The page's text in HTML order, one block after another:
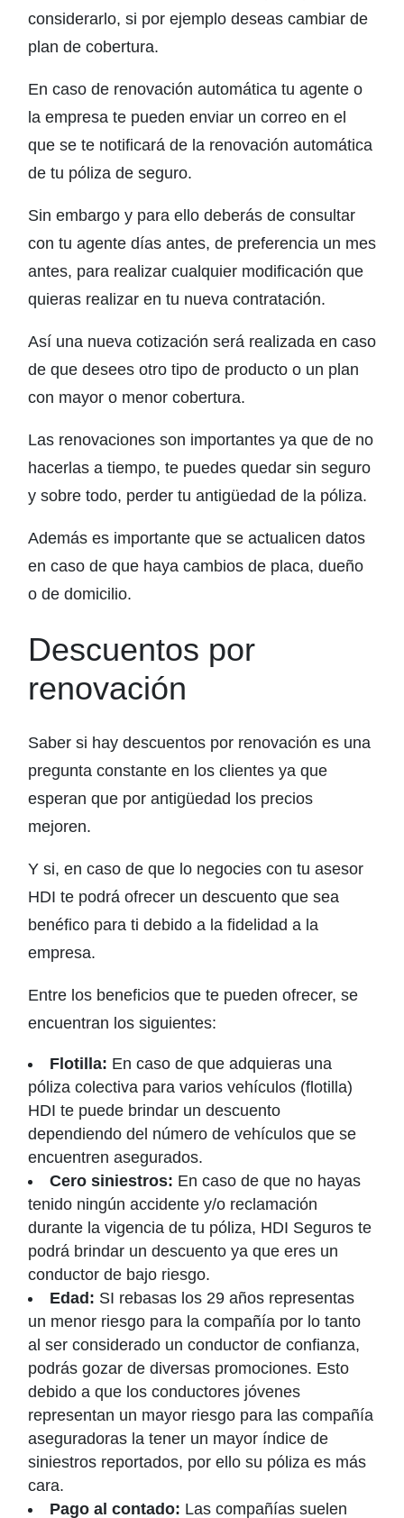
considerarlo, si por ejemplo deseas cambiar de
plan de cobertura.
En caso de renovación automática tu agente o
la empresa te pueden enviar un correo en el
que se te notificará de la renovación automática
de tu póliza de seguro.
Sin embargo y para ello deberás de consultar
con tu agente días antes, de preferencia un mes
antes, para realizar cualquier modificación que
quieras realizar en tu nueva contratación.
Así una nueva cotización será realizada en caso
de que desees otro tipo de producto o un plan
con mayor o menor cobertura.
Las renovaciones son importantes ya que de no
hacerlas a tiempo, te puedes quedar sin seguro
y sobre todo, perder tu antigüedad de la póliza.
Además es importante que se actualicen datos
en caso de que haya cambios de placa, dueño
o de domicilio.
Descuentos por
renovación
Saber si hay descuentos por renovación es una
pregunta constante en los clientes ya que
esperan que por antigüedad los precios
mejoren.
Y si, en caso de que lo negocies con tu asesor
HDI te podrá ofrecer un descuento que sea
benéfico para ti debido a la fidelidad a la
empresa.
Entre los beneficios que te pueden ofrecer, se
encuentran los siguientes:
Flotilla: En caso de que adquieras una
póliza colectiva para varios vehículos (flotilla)
HDI te puede brindar un descuento
dependiendo del número de vehículos que se
encuentren asegurados.
Cero siniestros: En caso de que no hayas
tenido ningún accidente y/o reclamación
durante la vigencia de tu póliza, HDI Seguros te
podrá brindar un descuento ya que eres un
conductor de bajo riesgo.
Edad: SI rebasas los 29 años representas
un menor riesgo para la compañía por lo tanto
al ser considerado un conductor de confianza,
podrás gozar de diversas promociones. Esto
debido a que los conductores jóvenes
representan un mayor riesgo para las compañía
aseguradoras la tener un mayor índice de
siniestros reportados, por ello su póliza es más
cara.
Pago al contado: Las compañías suelen